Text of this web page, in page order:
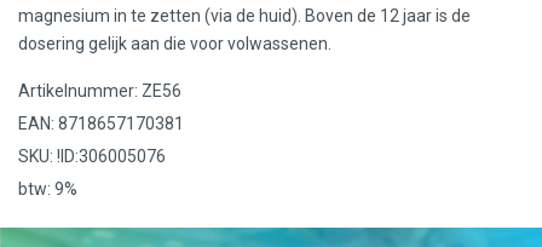
magnesium in te zetten (via de huid). Boven de 12 jaar is de
dosering gelijk aan die voor volwassenen.
Artikelnummer: ZE56
EAN: 8718657170381
SKU: !ID:306005076
btw: 9%